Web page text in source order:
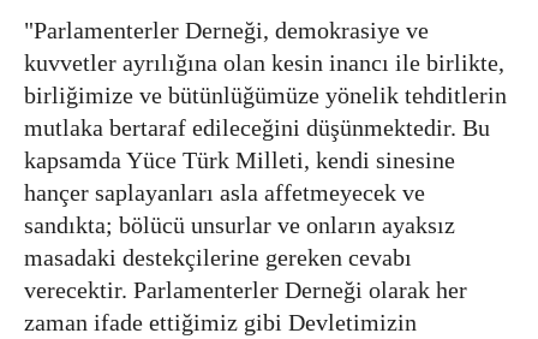
"Parlamenterler Derneği, demokrasiye ve
kuvvetler ayrılığına olan kesin inancı ile birlikte,
birliğimize ve bütünlüğümüze yönelik tehditlerin
mutlaka bertaraf edileceğini düşünmektedir. Bu
kapsamda Yüce Türk Milleti, kendi sinesine
hançer saplayanları asla affetmeyecek ve
sandıkta; bölücü unsurlar ve onların ayaksız
masadaki destekçilerine gereken cevabı
verecektir. Parlamenterler Derneği olarak her
zaman ifade ettiğimiz gibi Devletimizin